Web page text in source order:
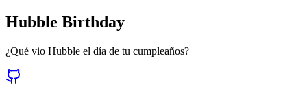
Hubble Birthday
¿Qué vio Hubble el día de tu cumpleaños?